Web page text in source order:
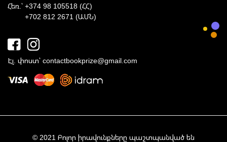
Հեռ.՝ +374 98 105518 (ՀՀ)
+702 812 2671 (ԱՄՆ)
Էլ. փոստ՝ contactbookprize@gmail.com
© 2021 Բոլոր իրավունքները պաշտպանված են